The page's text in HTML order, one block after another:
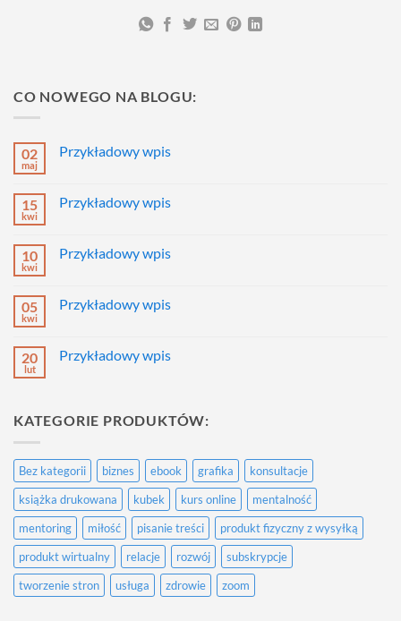
CO NOWEGO NA BLOGU:
02
maj
Przykładowy wpis
Przykładowy
15
kwi
Przykładowy wpis
Przykładowy
10
kwi
Przykładowy wpis
Przykładowy
05
kwi
Przykładowy wpis
Przykładowy
20
lut
Przykładowy wpis
wpis
KATEGORIE PRODUKTÓW:
Bez kategorii biznes ebook grafika
konsultacje
książka drukowana
kubek kurs online
mentalność
mentoring
miłość pisanie treści
produkt fizyczny z wysyłką
produkt wirtualny
relacje rozwój
subskrypcje
tworzenie stron
usługa zdrowie zoom